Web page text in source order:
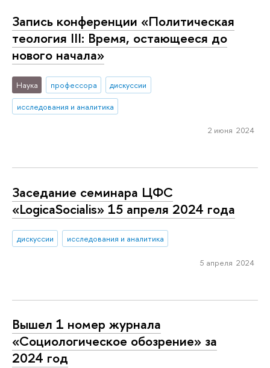
Запись конференции «Политическая
теология III: Время, остающееся до
нового начала»
Наука профессора
дискуссии
исследования и аналитика
2 июня 2024
Заседание семинара ЦФС
«LogicaSocialis» 15 апреля 2024 года
дискуссии исследования и аналитика
5 апреля 2024
Вышел 1 номер журнала
«Социологическое обозрение» за
2024 год